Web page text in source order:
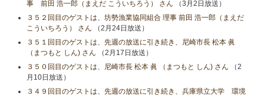
事 前田 浩一郎（まえだ こういちろう） さん （3月2日放送）
３５２回目のゲストは、坊勢漁業協同組合 理事 前田 浩一郎（まえだ
こういちろう） さん （2月24日放送）
３５１回目のゲストは、先週の放送に引き続き、尼崎市長 松本 眞
（まつもと しん) さん （2月17日放送）
３５０回目のゲストは、尼崎市長 松本 眞 （まつもと しん) さん （2
月10日放送）
３４９回目のゲストは、先週の放送に引き続き、兵庫県立大学 環境